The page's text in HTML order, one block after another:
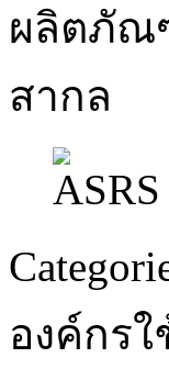
ผลิตภัณ
สากล
องค์กร